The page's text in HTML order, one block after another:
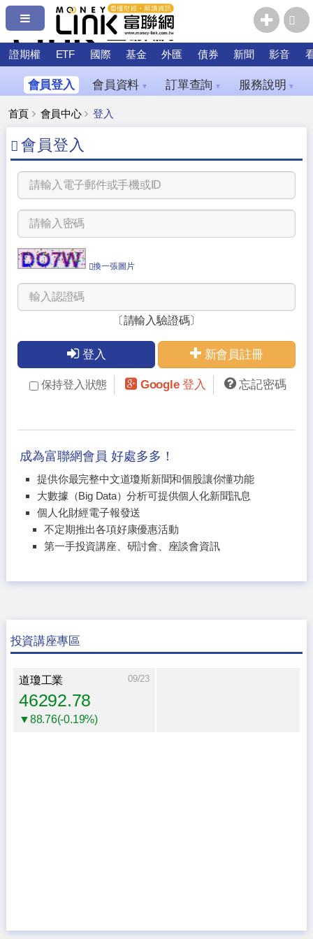
證期權 ETF 國際 基金 外匯 債券 新聞 影音
會員登入 會員資料 ▼ 訂單查詢 ▼ 服務說明 ▼
首頁 會員中心 登入
會員登入
換一張圖片
〔請輸入驗證碼〕
登入 新會員註冊
保持登入狀態 Google 登入 忘記密碼
成為富聯網會員 好處多多！
提供你最完整中文道瓊斯新聞和個股讓你懂功能
大數據（Big Data）分析可提供個人化新聞訊息
個人化財經電子報發送
不定期推出各項好康優惠活動
第一手投資講座、研討會、座談會資訊
投資講座專區
道瓊工業 09/23
46292.78
▼88.76(-0.19%)